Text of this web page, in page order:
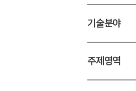
기술분야
주제영역